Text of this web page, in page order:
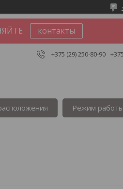
контакты
+375 (29) 250-80-90
Режим работы